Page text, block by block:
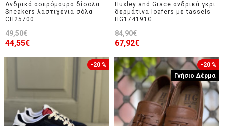
Ανδρικά ασπρόμαυρα δίσολα
Sneakers λαστιχένια σόλα
CH25700
44,55€
49,50€
Huxley and Grace ανδρικά γκρι
δερμάτινα loafers με tassels
HG174191G
67,92€
84,90€
-20 %
Γνήσιο Δέρμα
-20 %